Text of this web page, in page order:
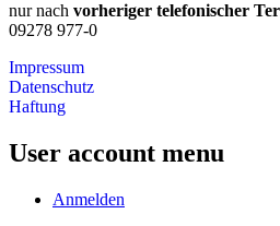
nur nach vorheriger telefonischer
09278 977-0
Impressum
Datenschutz
Haftung
User account menu
Anmelden